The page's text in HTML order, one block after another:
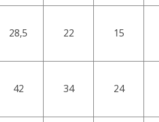
28,5 22 15
42 34 24